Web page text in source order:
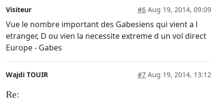
Visiteur #6 Aug 19, 2014, 09:09
Vue le nombre important des Gabesiens qui vient a l
etranger, D ou vien la necessite extreme d un vol direct
Europe - Gabes
Wajdi TOUIR #7 Aug 19, 2014, 13:12
Re: